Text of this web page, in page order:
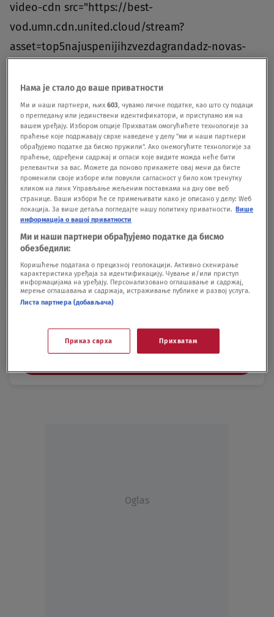
video-cdn src="https://best-
vod.umn.cdn.united.cloud/stream?
asset=top5najuspenijihzvezdagrandadz-novas-
p=novas&u=novas&p=n0v43!23t001" video-
id="3933882"]
Sve propale ljubavi "Zvezda Granda":
Isak i Aleksandra su poslednji u nizu
SHOWBIZ 21.06.22.
IZGLED NEMANJA STEVANOVIĆ PEVAČ
Pratite nas na društvenim mrežama:
Koje je tvoje mišljenje o ovoj temi?
Učestvuj u diskusiji ili pročitaj komentare
Oglas
Нама је стало до ваше приватности
Ми и наши партнери, њих603, чувамо личне податке, као што су подаци
о прегледању или јединствени идентификатори, и приступамо им на
вашем уређају. Избором опције Прихватам омогућићете технологије за
праћење које подржавају сврхе наведене у делу "ми и наши партнери
обрађујемо податке да бисмо пружили". Ако онемогућите технологије за
праћење, одређени садржај и огласи које видите можда неће бити
релевантни за вас. Можете да поново прикажете овај мени да бисте
променили своје изборе или повукли сагласност у било ком тренутку
кликом на линк Управљање жељеним поставкама на дну ове веб
странице. Ваши избори ће се примењивати како је описано у делу: Wеб
локација. За више детаља погледајте нашу политику приватности. Више
информација о вашој приватности
Ми и наши партнери обрађујемо податке да бисмо
обезбедили:
Коришћење података о прецизној геолокацији. Активно скенирање
карактеристика уређаја за идентификацију. Чување и/или приступ
информацијама на уређају. Персонализовано оглашавање и садржај,
мерење оглашавања и садржаја, истраживање публике и развој услуга.
Листа партнера (добављача)
Приказ сврха Прихватам